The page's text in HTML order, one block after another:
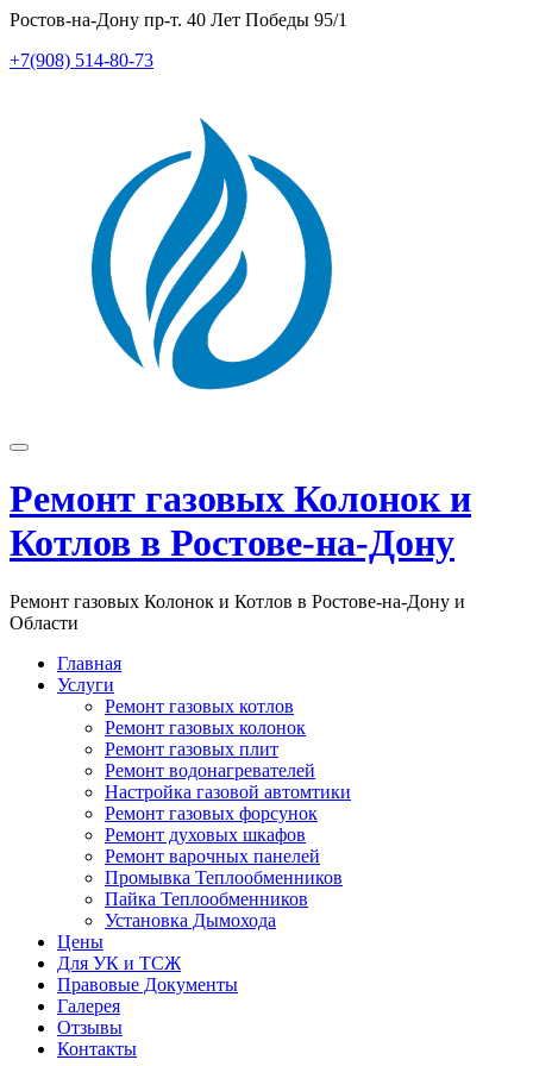
Перейти
содержимому
Ростов-на-Дону пр-т. 40 Лет Победы 95/1
+7(908) 514-80-73
Показать/
навигацию
Ремонт газовых Колонок и
Котлов в Ростове-на-Дону
Ремонт газовых Колонок и Котлов в Ростове-на-Дону и
Области
Главная
Услуги
Ремонт газовых котлов
Ремонт газовых колонок
Ремонт газовых плит
Ремонт водонагревателей
Настройка газовой автомтики
Ремонт газовых форсунок
Ремонт духовых шкафов
Ремонт варочных панелей
Промывка Теплообменников
Пайка Теплообменников
Установка Дымохода
Цены
Для УК и ТСЖ
Правовые Документы
Галерея
Отзывы
Контакты